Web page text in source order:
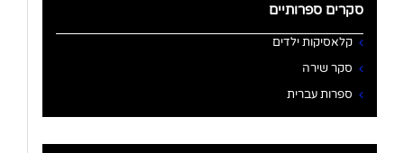
סקרים ספרותיים
קלאסיקות ילדים
סקר שירה
ספרות עברית